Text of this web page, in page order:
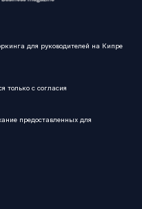
для руководителей на Кипре
только с согласия
предоставленных для